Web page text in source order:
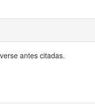
antes citadas.